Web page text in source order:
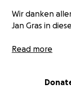
Wir danken
Jan Gras in
Hochschule
Read more